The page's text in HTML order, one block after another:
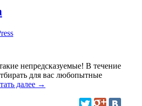
непредсказуемые! В течение
для вас любопытные
далее →